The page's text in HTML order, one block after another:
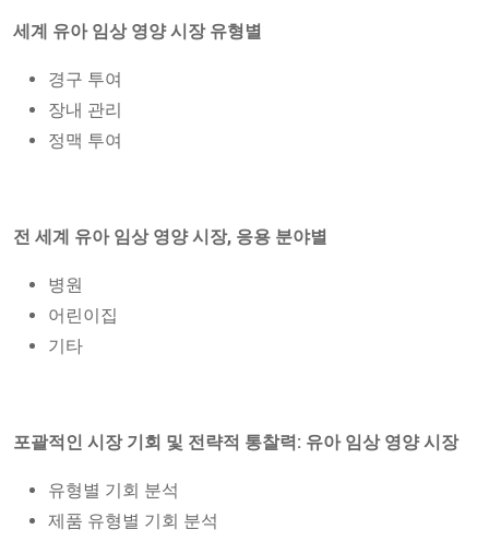
세계 유아 임상 영양 시장 유형별
경구 투여
장내 관리
정맥 투여
전 세계 유아 임상 영양 시장, 응용 분야별
병원
어린이집
기타
포괄적인 시장 기회 및 전략적 통찰력: 유아 임상 영양 시장
유형별 기회 분석
제품 유형별 기회 분석